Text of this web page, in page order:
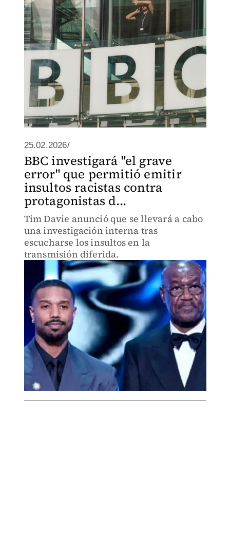
25.02.2026/
BBC investigará "el grave
error" que permitió emitir
insultos racistas contra
protagonistas d...
Tim Davie anunció que se llevará a cabo
una investigación interna tras
escucharse los insultos en la
transmisión diferida.